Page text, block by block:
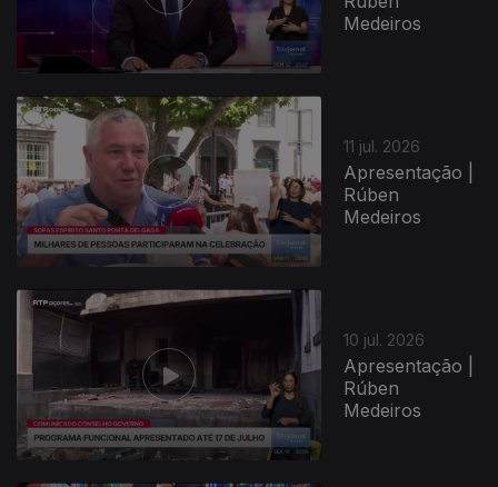
Medeiros
11 jul. 2026
Apresentação |
Rúben
Medeiros
10 jul. 2026
Apresentação |
Rúben
Medeiros